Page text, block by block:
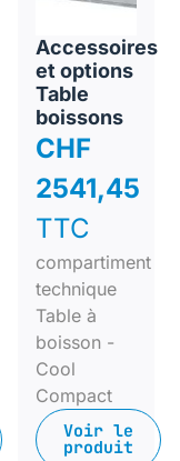
Accessoires
et options
Table
boissons
CHF
2541,45
TTC
compartiment
technique
Table à
boisson -
Cool
Compact
Voir le
produit